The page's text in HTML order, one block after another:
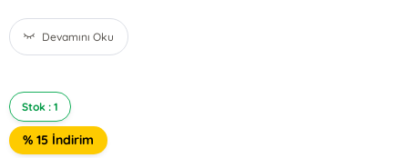
Devamını Oku
Stok : 1
% 15 İndirim